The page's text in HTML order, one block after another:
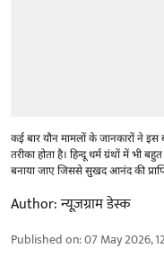
कई बार यौन मामलों के जानकारों ने
तरीका होता है। हिन्दू धर्म ग्रंथों में भी
बनाया जाए जिससे सुखद आनंद की
Author:न्यूज़ग्राम डेस्क
Published on:07 May 2026,